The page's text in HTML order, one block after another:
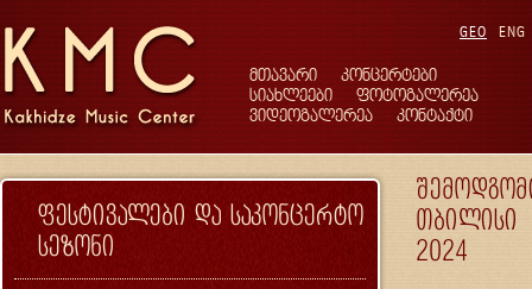
ENG
GEO
მთავარი
კონცერტები
სიახლეები
ფოტოგალერეა
ვიდეოგალერეა
კონტაქტი
ფესტივალები და საკონცერტო
სეზონი
თბილისი
2024